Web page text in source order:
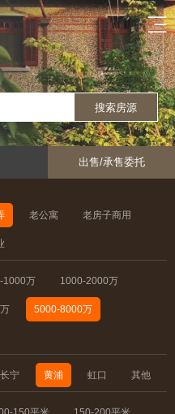
搜索房源
出售/承售委托
老公寓 老房子商用
1000万 1000-2000万
5000-8000万
长宁 黄浦 虹口 其他